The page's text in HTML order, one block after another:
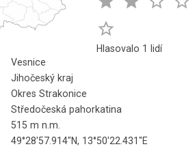

Hlasovalo 1 lidí
Vesnice
Jihočeský kraj
Okres Strakonice
Středočeská pahorkatina
515 m n.m.
49°28'57.914"N, 13°50'22.431"E